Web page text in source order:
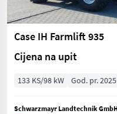
Case IH Farmlift 935
Cijena na upit
133 KS/98 kW God. pr. 2025